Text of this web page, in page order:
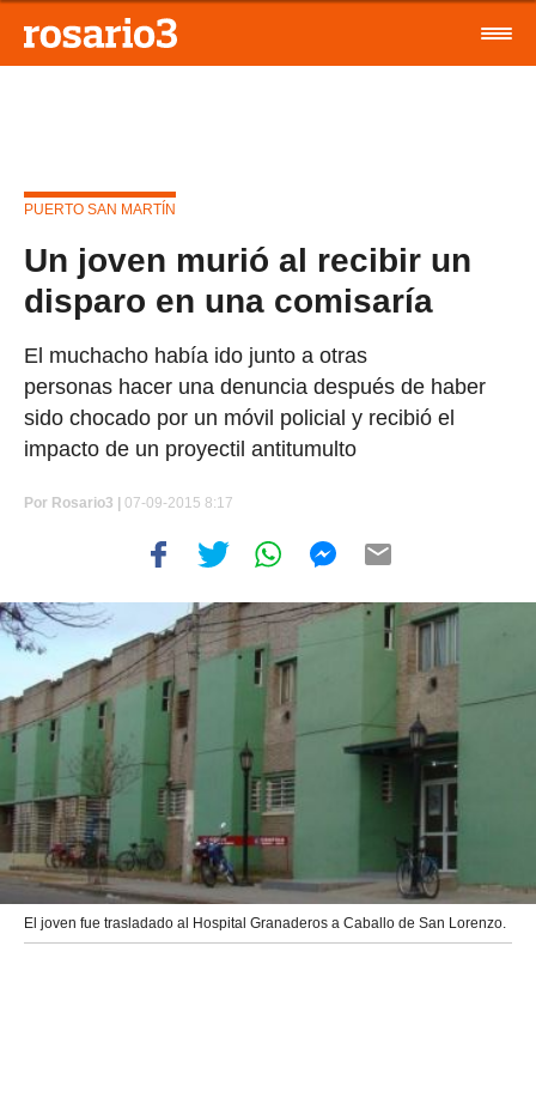
PUERTO SAN MARTÍN
Un joven murió al recibir un
disparo en una comisaría
El muchacho había ido junto a otras
personas hacer una denuncia después de haber
sido chocado por un móvil policial y recibió el
impacto de un proyectil antitumulto
Por Rosario3 | 07-09-2015 8:17
El joven fue trasladado al Hospital Granaderos a Caballo de San Lorenzo.